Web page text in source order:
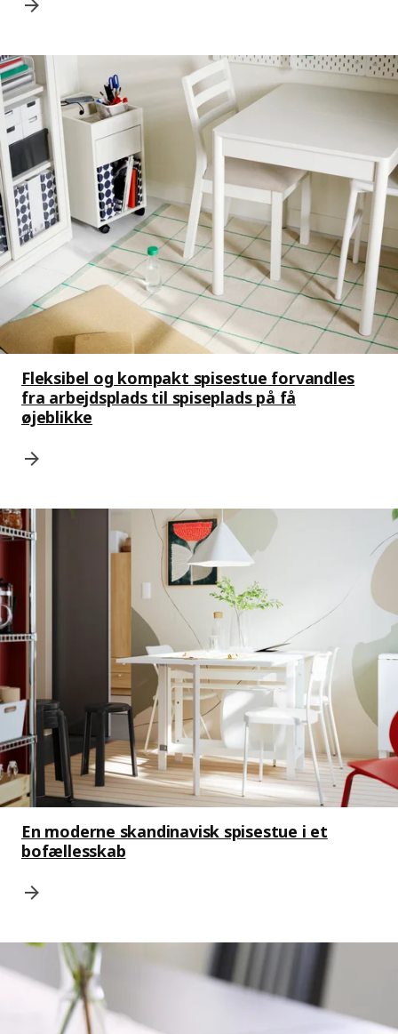
Fleksibel og kompakt spisestue forvandles
fra arbejdsplads til spiseplads på få
øjeblikke
En moderne skandinavisk spisestue i et
bofællesskab